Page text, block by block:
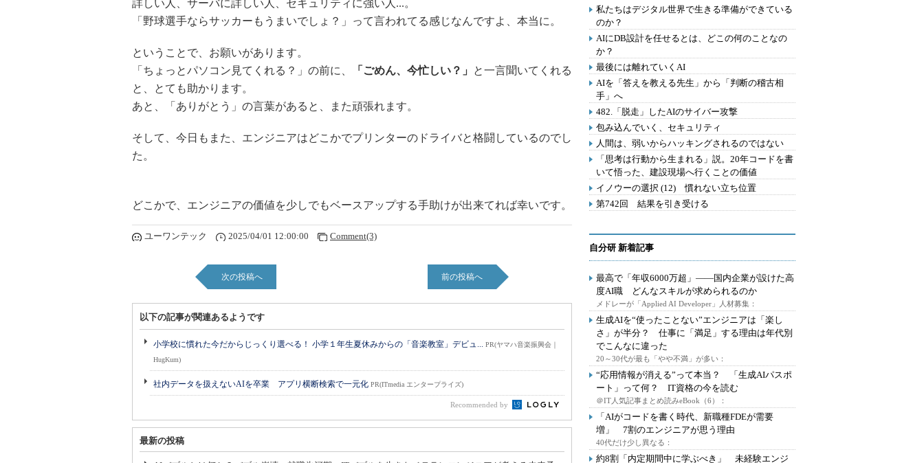
詳しい人、サーバに詳しい人、セキュリティに強い人...。
「野球選手ならサッカーもうまいでしょ？」って言われてる感じなんですよ、本当に。
ということで、お願いがあります。
「ちょっとパソコン見てくれる？」の前に、
「ごめん、今忙しい？」
と一言聞いてくれる
と、とても助かります。
あと、「ありがとう」の言葉があると、また頑張れます。
そして、今日もまた、エンジニアはどこかでプリンターのドライバと格闘しているのでし
た。
どこかで、エンジニアの価値を少しでもベースアップする手助けが出来てれば幸いです。
ユーワンテック 2025/04/01 12:00:00 Comment(3)
次の投稿へ 前の投稿へ
以下の記事が関連あるようです
小学校に慣れた今だからじっくり選べる！ 小学１年生夏休みからの「音楽教室」デビュ... PR(ヤマハ音楽振興会｜
HugKum)
社内データを扱えないAIを卒業 アプリ横断検索で一元化 PR(ITmedia エンタープライズ)
Recommended by
最新の投稿
私たちはデジタル世界で生きる準備ができている
のか？
AIにDB設計を任せるとは、どこの何のことなの
か？
最後には離れていくAI
AIを「答えを教える先生」から「判断の稽古相
手」へ
482.「脱走」したAIのサイバー攻撃
包み込んでいく、セキュリティ
人間は、弱いからハッキングされるのではない
「思考は行動から生まれる」説。20年コードを書
いて悟った、建設現場へ行くことの価値
イノウーの選択 (12) 慣れない立ち位置
第742回 結果を引き受ける
自分研 新着記事
最高で「年収6000万超」――国内企業が設けた高
度AI職 どんなスキルが求められるのか
メドレーが「Applied AI Developer」人材募集：
生成AIを“使ったことない”エンジニアは「楽し
さ」が半分？ 仕事に「満足」する理由は年代別
でこんなに違った
20～30代が最も「やや不満」が多い：
“応用情報が消える”って本当？ 「生成AIパスポ
ート」って何？ IT資格の今を読む
＠IT人気記事まとめ読みeBook（6）：
「AIがコードを書く時代、新職種FDEが需要
増」 7割のエンジニアが思う理由
40代だけ少し異なる：
約8割「内定期間中に学ぶべき」 未経験エンジ